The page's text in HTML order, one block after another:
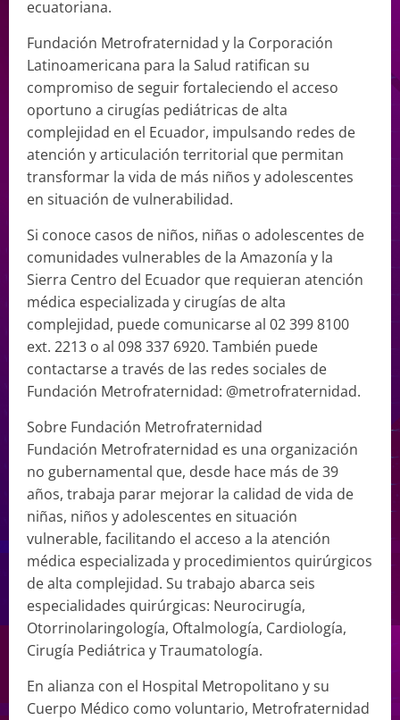
ecuatoriana.
Fundación Metrofraternidad y la Corporación
Latinoamericana para la Salud ratifican su
compromiso de seguir fortaleciendo el acceso
oportuno a cirugías pediátricas de alta
complejidad en el Ecuador, impulsando redes de
atención y articulación territorial que permitan
transformar la vida de más niños y adolescentes
en situación de vulnerabilidad.
Si conoce casos de niños, niñas o adolescentes de
comunidades vulnerables de la Amazonía y la
Sierra Centro del Ecuador que requieran atención
médica especializada y cirugías de alta
complejidad, puede comunicarse al 02 399 8100
ext. 2213 o al 098 337 6920. También puede
contactarse a través de las redes sociales de
Fundación Metrofraternidad: @metrofraternidad.
Sobre Fundación Metrofraternidad
Fundación Metrofraternidad es una organización
no gubernamental que, desde hace más de 39
años, trabaja parar mejorar la calidad de vida de
niñas, niños y adolescentes en situación
vulnerable, facilitando el acceso a la atención
médica especializada y procedimientos quirúrgicos
de alta complejidad. Su trabajo abarca seis
especialidades quirúrgicas: Neurocirugía,
Otorrinolaringología, Oftalmología, Cardiología,
Cirugía Pediátrica y Traumatología.
En alianza con el Hospital Metropolitano y su
Cuerpo Médico como voluntario, Metrofraternidad